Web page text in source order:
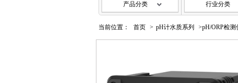
产品分类 行业分类
当前位置： 首页 > pH计水质系列 >pH/ORP检测